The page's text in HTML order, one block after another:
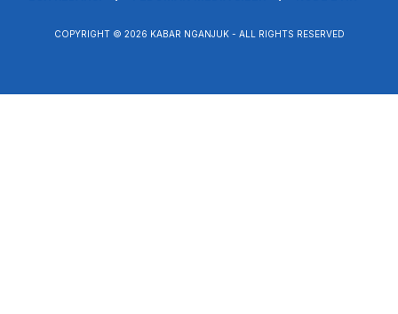
COPYRIGHT © 2026 KABAR NGANJUK - ALL RIGHTS RESERVED